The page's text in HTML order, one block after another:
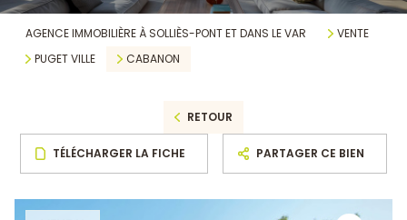
AGENCE IMMOBILIÈRE À SOLLIÈS-PONT ET DANS LE VAR
VENTE
PUGET VILLE
CABANON
RETOUR
TÉLÉCHARGER LA FICHE PARTAGER CE BIEN